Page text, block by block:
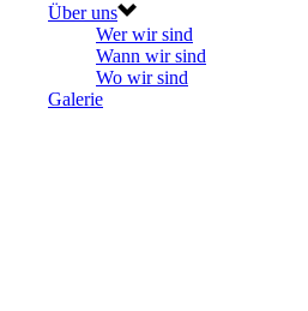
Über uns
Wer wir sind
Wann wir sind
Wo wir sind
Galerie